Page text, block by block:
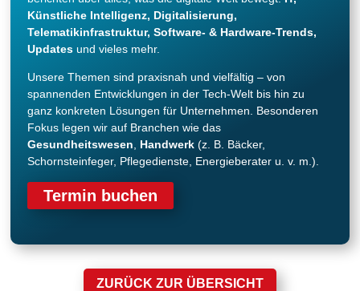
Künstliche Intelligenz, Digitalisierung,
Telematikinfrastruktur, Software- & Hardware-Trends,
Updates und vieles mehr.
Unsere Themen sind praxisnah und vielfältig – von
spannenden Entwicklungen in der Tech-Welt bis hin zu
ganz konkreten Lösungen für Unternehmen. Besonderen
Fokus legen wir auf Branchen wie das
Gesundheitswesen, Handwerk (z. B. Bäcker,
Schornsteinfeger, Pflegedienste, Energieberater u. v. m.).
Termin buchen
ZURÜCK ZUR ÜBERSICHT